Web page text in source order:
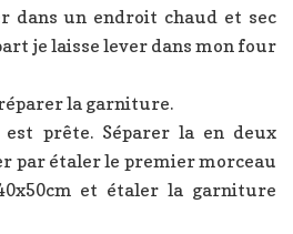
dans un endroit chaud et sec
je laisse lever dans mon four
la garniture.
prête. Séparer la en deux
par étaler le premier morceau
et étaler la garniture